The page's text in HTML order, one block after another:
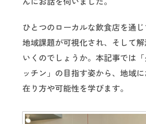
ひとつのローカルな飲食店を通
地域課題が可視化され、そして
いくのでしょうか。本記事では
ッチン」の目指す姿から、地域
在り方や可能性を学びます。